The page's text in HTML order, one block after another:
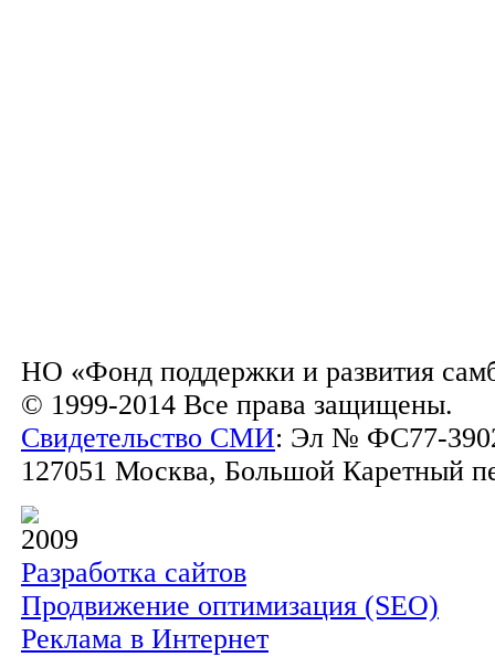
НО «Фонд поддержки и развития
© 1999-2014 Все права защищены.
Свидетельство СМИ: Эл № ФС77-
127051 Москва, Большой Каретный
2009
Разработка сайтов
Продвижение оптимизация (SEO)
Реклама в Интернет